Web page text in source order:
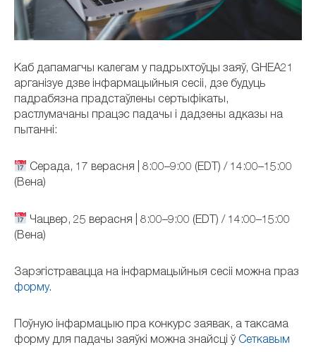
Каб дапамагчы калегам у падрыхтоўцы заяў, GHEA21
арганізуе дзве інфармацыйныя сесіі, дзе будуць
падрабязна прадстаўлены сертыфікаты,
растлумачаны працэс падачы і дадзены адказы на
пытанні:
Серада, 17 верасня | 8:00–9:00 (EDT) / 14:00–15:00
(Вена)
Чацвер, 25 верасня | 8:00–9:00 (EDT) / 14:00–15:00
(Вена)
Зарэгістравацца на інфармацыйныя сесіі можна праз
форму.
Поўную інфармацыю пра конкурс заявак, а таксама
форму для падачы заяўкі можна знайсці ў Сеткавым